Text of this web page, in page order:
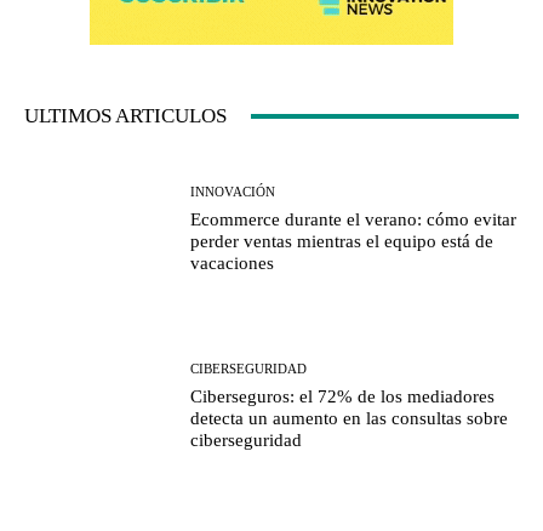
ULTIMOS ARTICULOS
INNOVACIÓN
Ecommerce durante el verano: cómo evitar
perder ventas mientras el equipo está de
vacaciones
CIBERSEGURIDAD
Ciberseguros: el 72% de los mediadores
detecta un aumento en las consultas sobre
ciberseguridad